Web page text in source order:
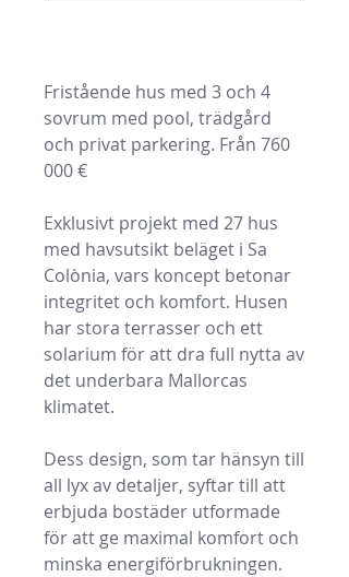
Fristående hus med 3 och 4
sovrum med pool, trädgård
och privat parkering. Från 760
000 €
Exklusivt projekt med 27 hus
med havsutsikt beläget i Sa
Colònia, vars koncept betonar
integritet och komfort. Husen
har stora terrasser och ett
solarium för att dra full nytta av
det underbara Mallorcas
klimatet.
Dess design, som tar hänsyn till
all lyx av detaljer, syftar till att
erbjuda bostäder utformade
för att ge maximal komfort och
minska energiförbrukningen.